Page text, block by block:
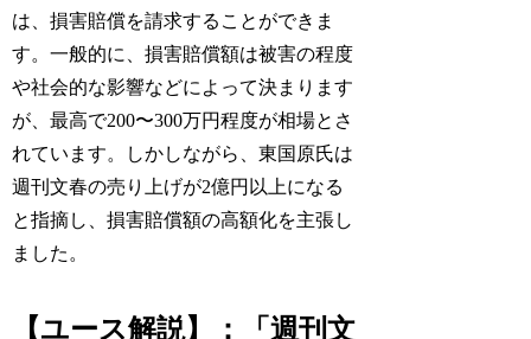
は、損害賠償を請求することができま
す。一般的に、損害賠償額は被害の程度
や社会的な影響などによって決まります
が、最高で200〜300万円程度が相場とさ
れています。しかしながら、東国原氏は
週刊文春の売り上げが2億円以上になる
と指摘し、損害賠償額の高額化を主張し
ました。
【ユース解説】：「週刊文